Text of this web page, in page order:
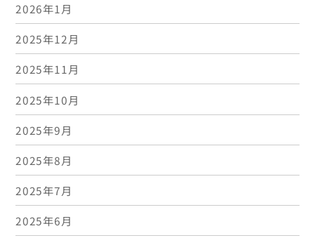
2026年1月
2025年12月
2025年11月
2025年10月
2025年9月
2025年8月
2025年7月
2025年6月